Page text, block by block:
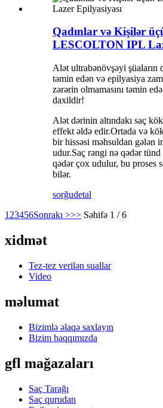
Qadınlar və Kişilər
LESCOLTON IPL
Alət ultrabənövşəyi şüaların
təmin edən və epilyasiya
zərərin olmamasını təmin
daxildir!
Alət dərinin altındakı saç
effekt əldə edir.Ortada və
bir hissəsi məhsuldan gələn
udur.Saç rəngi nə qədər tünd
qədər çox udulur, bu proses
bilər.
sorğudetal
1 23456Sonrakı >>> Səhifə 1 / 6
xidmət
Tez-tez verilən suallar
Video
məlumat
Bizimlə əlaqə saxlayın
Bizim haqqımızda
gfl mağazaları
Saç Tarağı
Saç qurudan